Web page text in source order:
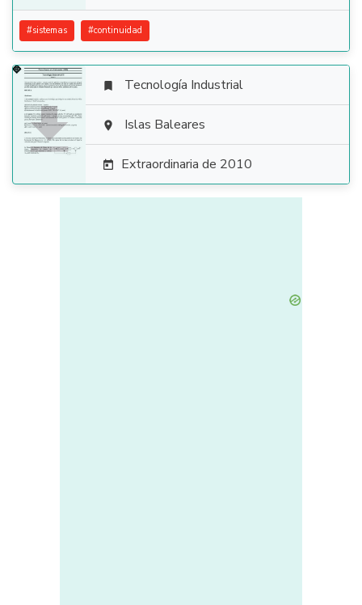
#sistemas #continuidad

 Tecnología Industrial
 Islas Baleares
 Extraordinaria de 2010